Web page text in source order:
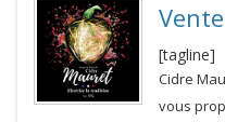
[tagline]
Cidre
vous